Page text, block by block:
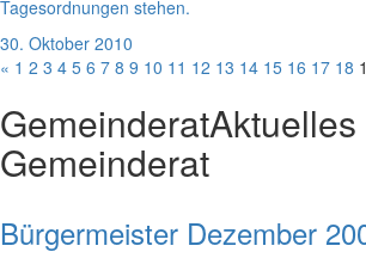
Tagesordnungen stehen.
30. Oktober 2010
« 1 2 3 4 5 6 7 8 9 10 11 12 13 14 15 16 17 18
Gemeinderat
Gemeinderat
Bürgermeister Dezember